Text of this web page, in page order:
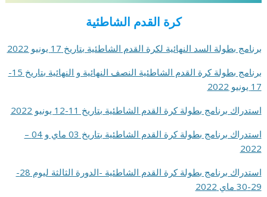
كرة القدم الشاطئية
برنامج بطولة السد النهائية لكرة القدم الشاطئية بتاريخ 17 يونيو 2022
برنامج بطولة كرة القدم الشاطئية النصف النهائية و النهائية بتاريخ 15-
17 يونيو 2022
استدراك برنامج بطولة كرة القدم الشاطئية بتاريخ 11-12 يونيو 2022
استدراك برنامج بطولة كرة القدم الشاطئية بتاريخ 03 ماي و 04 –
2022
استدراك برنامج بطولة كرة القدم الشاطئية -الدورة الثالثة ليوم 28-
29-30 ماي 2022